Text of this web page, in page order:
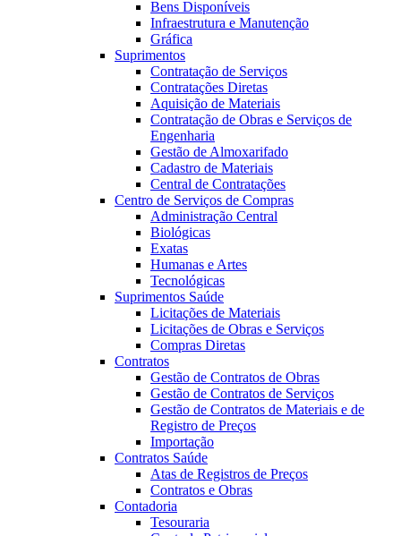
Bens Disponíveis
Infraestrutura e Manutenção
Gráfica
Suprimentos
Contratação de Serviços
Contratações Diretas
Aquisição de Materiais
Contratação de Obras e Serviços de
Engenharia
Gestão de Almoxarifado
Cadastro de Materiais
Central de Contratações
Centro de Serviços de Compras
Administração Central
Biológicas
Exatas
Humanas e Artes
Tecnológicas
Suprimentos Saúde
Licitações de Materiais
Licitações de Obras e Serviços
Compras Diretas
Contratos
Gestão de Contratos de Obras
Gestão de Contratos de Serviços
Gestão de Contratos de Materiais e de
Registro de Preços
Importação
Contratos Saúde
Atas de Registros de Preços
Contratos e Obras
Contadoria
Tesouraria